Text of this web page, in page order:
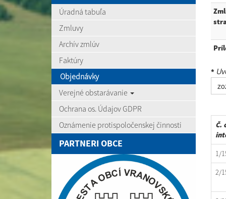
Úradná tabuľa
Zmluvy
Archív zmlúv
Faktúry
Objednávky
Verejné obstarávanie
Ochrana os. Údajov GDPR
Oznámenie protispoločenskej činnosti
PARTNERI OBCE
*
Č.
1/
2/